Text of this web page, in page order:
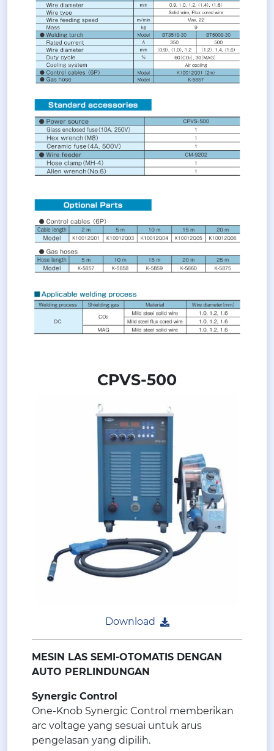
CPVS-500
Download
MESIN LAS SEMI-OTOMATIS DENGAN
AUTO PERLINDUNGAN
Synergic Control
One-Knob Synergic Control memberikan
arc voltage yang sesuai untuk arus
pengelasan yang dipilih.